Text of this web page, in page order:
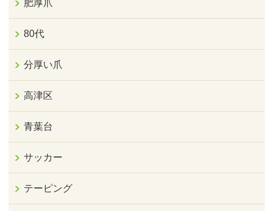
肥厚爪
80代
分厚い爪
高津区
青葉台
サッカー
テーピング